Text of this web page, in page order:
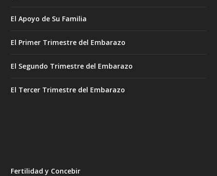
El Apoyo de Su Familia
El Primer Trimestre del Embarazo
El Segundo Trimestre del Embarazo
El Tercer Trimestre del Embarazo
Fertilidad y Concebir